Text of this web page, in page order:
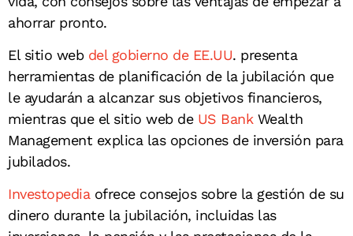
ahorrar pronto.
El sitio webdel gobierno de EE.UU. presenta
herramientas de planificación de la jubilación que
le ayudarán a alcanzar sus objetivos financieros,
mientras que el sitio web deUS BankWealth
Management explica las opciones de inversión para
jubilados.
Investopediaofrece consejos sobre la gestión de su
dinero durante la jubilación, incluidas las